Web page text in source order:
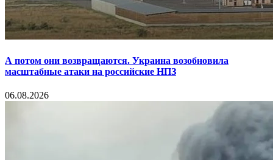
А потом они возвращаются. Украина возобновила
масштабные атаки на российские НПЗ
06.08.2026